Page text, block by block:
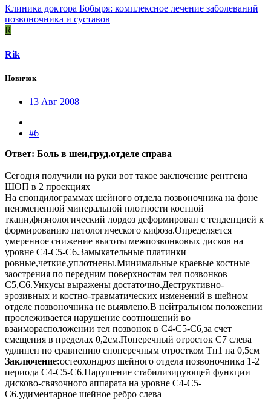
Клиника доктора Бобыря: комплексное лечение заболеваний
позвоночника и суставов
R
Rik
Новичок
13 Авг 2008
#6
Ответ: Боль в шеи,груд.отделе справа
Сегодня получили на руки вот такое заключение рентгена
ШОП в 2 проекциях
На спондилограммах шейного отдела позвоночника на фоне
неизмененной минеральной плотности костной
ткани,физиологический лордоз деформирован с тенденцией к
формированию патологического кифоза.Определяется
умеренное снижение высоты межпозвонковых дисков на
уровне С4-С5-С6.Замыкательные платинки
ровные,четкие,уплотнены.Минимальные краевые костные
заострения по передним поверхностям тел позвонков
С5,С6.Ункусы выражены достаточно.Деструктивно-
эрозивных и костно-травматических изменений в шейном
отделе позвоночника не выявлено.В нейтральном положении
прослеживается нарушение соотношений во
взаиморасположении тел позвонок в С4-С5-С6,за счет
смещения в пределах 0,2см.Поперечный отросток С7 слева
удлинен по сравнению споперечным отростком Тн1 на 0,5см
Заключение:остеохондроз шейного отдела позвоночника 1-2
периода С4-С5-С6.Нарушение стабилизирующей функции
дисково-связочного аппарата на уровне С4-С5-
С6.удиментарное шейное ребро слева